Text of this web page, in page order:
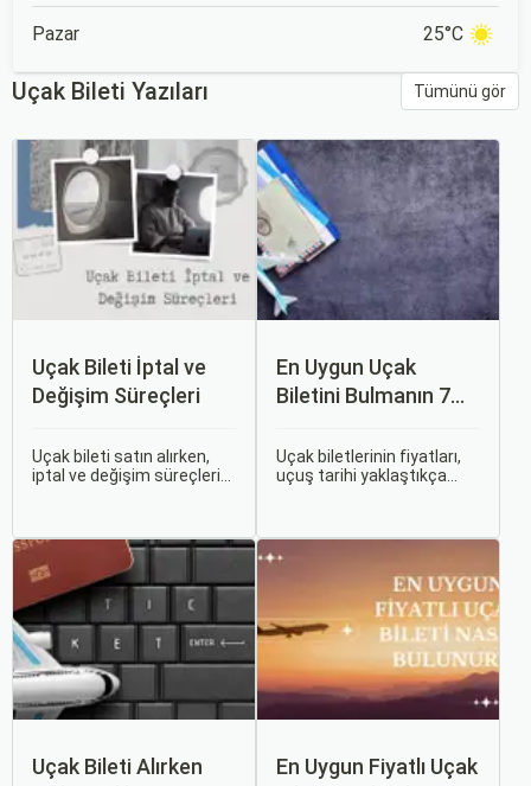
Pazar 25°C
Uçak Bileti Yazıları Tümünü gör
Uçak Bileti İptal ve
Değişim Süreçleri
Uçak bileti satın alırken,
iptal ve değişim süreçlerini
büyük avantaj sağlar. Bu
makalede, uçak bileti iptal
ve değişim süreçlerinin
nasıl işlediği, hangi
durumlarda ücret iadesi
alabileceğiniz konularına
değineceğiz.
En Uygun Uçak
Biletini Bulmanın 7
Uçak biletlerinin fiyatları,
uçuş tarihi yaklaştıkça
tasarruf etmenin en etkili
Uçak Bileti Alırken
En Uygun Fiyatlı Uçak